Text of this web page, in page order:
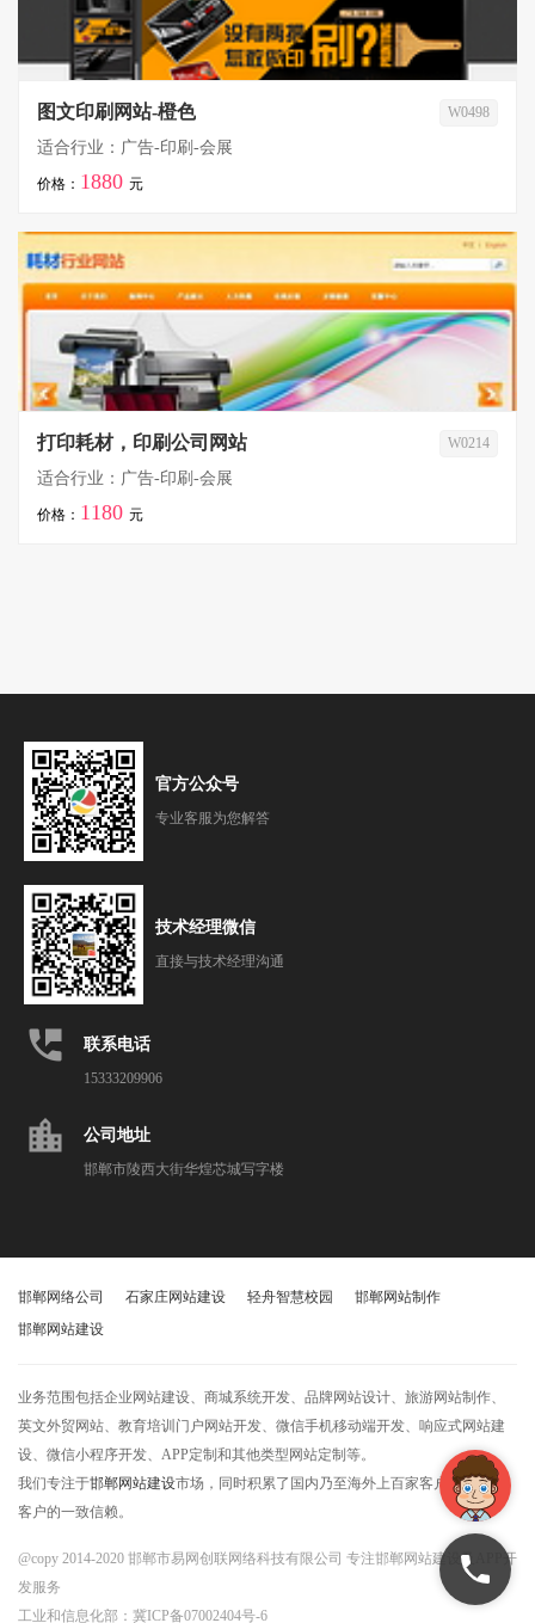
图文印刷网站-橙色 W0498
适合行业：广告-印刷-会展
价格： 1880 元
打印耗材，印刷公司网站 W0214
适合行业：广告-印刷-会展
价格： 1180 元
官方公众号
专业客服为您解答
技术经理微信
直接与技术经理沟通
perm_phone_msg 联系电话
15333209906
location_city 公司地址
邯郸市陵西大街华煌芯城写字楼
邯郸网络公司 石家庄网站建设 轻舟智慧校园
邯郸网站制作
邯郸网站建设
业务范围包括企业网站建设、商城系统开发、品牌网站设计、旅游网站制作、
英文外贸网站、教育培训门户网站开发、微信手机移动端开发、响应式网站建
设、微信小程序开发、APP定制和其他类型网站定制等。
我们专注于邯郸网站建设市场，同时积累了国内乃至海外上百家客户，获得了
客户的一致信赖。
@copy 2014-2020 邯郸市易网创联网络科技有限公司 专注邯郸网站建设及APP开
发服务
工业和信息化部： 冀ICP备07002404号-6